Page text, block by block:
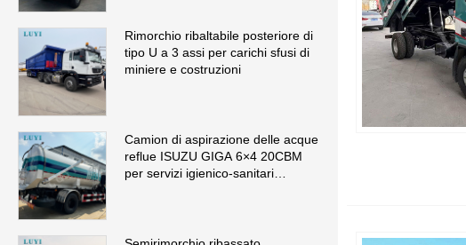
Rimorchio ribaltabile posteriore di
tipo U a 3 assi per carichi sfusi di
miniere e costruzioni
Camion di aspirazione delle acque
reflue ISUZU GIGA 6×4 20CBM
per servizi igienico-sanitari